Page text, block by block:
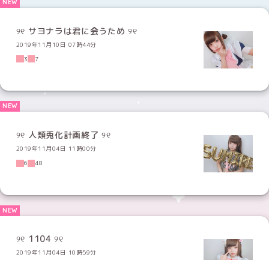
୨୧ サヨナラは君に会うため ୨୧
2019年11月10日 07時44分
3
7
୨୧ 人類兎化計画終了 ୨୧
2019年11月04日 11時00分
6
48
୨୧ 1104 ୨୧
2019年11月04日 10時59分